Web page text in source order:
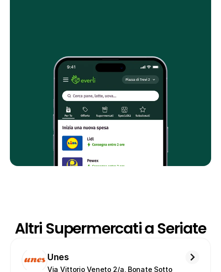
Altri Supermercati a Seriate
Unes
Via Vittorio Veneto 2/a, Bonate Sotto